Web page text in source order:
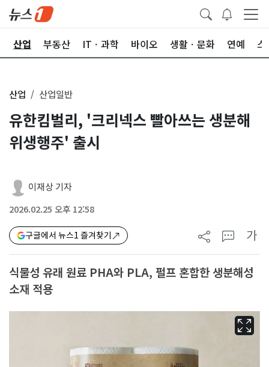
산업 부동산 ITㆍ과학 바이오 생활ㆍ문화 연예 스
산업 산업일반
유한킴벌리, '크리넥스 빨아쓰는 생분해
위생행주' 출시
이재상 기자
2026.02.25 오후 12:58
구글에서 뉴스1 즐겨찾기 가
식물성 유래 원료 PHA와 PLA, 펄프 혼합한 생분해성
소재 적용